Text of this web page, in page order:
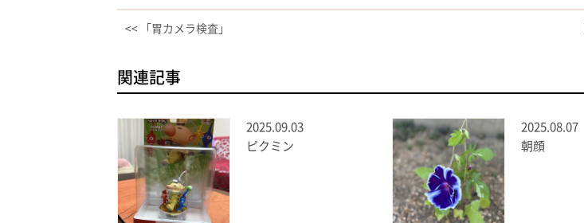
<< 「胃カメラ検査」
関連記事
2025.09.03
ピクミン
2025.08.07
朝顔